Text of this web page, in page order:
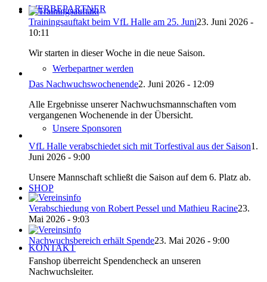
WERBEPARTNER
Werbepartner werden
Unsere Sponsoren
SHOP
KONTAKT
Trainingsauftakt beim VfL Halle am 25. Juni23. Juni 2026 -
10:11
Wir starten in dieser Woche in die neue Saison.
Das Nachwuchswochenende2. Juni 2026 - 12:09
Alle Ergebnisse unserer Nachwuchsmannschaften vom
vergangenen Wochenende in der Übersicht.
VfL Halle verabschiedet sich mit Torfestival aus der Saison1.
Juni 2026 - 9:00
Unsere Mannschaft schließt die Saison auf dem 6. Platz ab.
Verabschiedung von Robert Pessel und Mathieu Racine23.
Mai 2026 - 9:03
Nachwuchsbereich erhält Spende23. Mai 2026 - 9:00
Fanshop überreicht Spendencheck an unseren
Nachwuchsleiter.